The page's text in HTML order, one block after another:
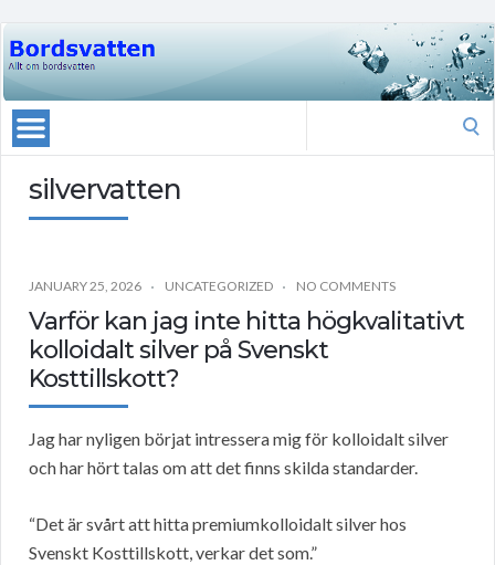
silvervatten
JANUARY 25, 2026 UNCATEGORIZED NO COMMENTS
Varför kan jag inte hitta högkvalitativt
kolloidalt silver på Svenskt
Kosttillskott?
Jag har nyligen börjat intressera mig för kolloidalt silver
och har hört talas om att det finns skilda standarder.
“Det är svårt att hitta premiumkolloidalt silver hos
Svenskt Kosttillskott, verkar det som.”